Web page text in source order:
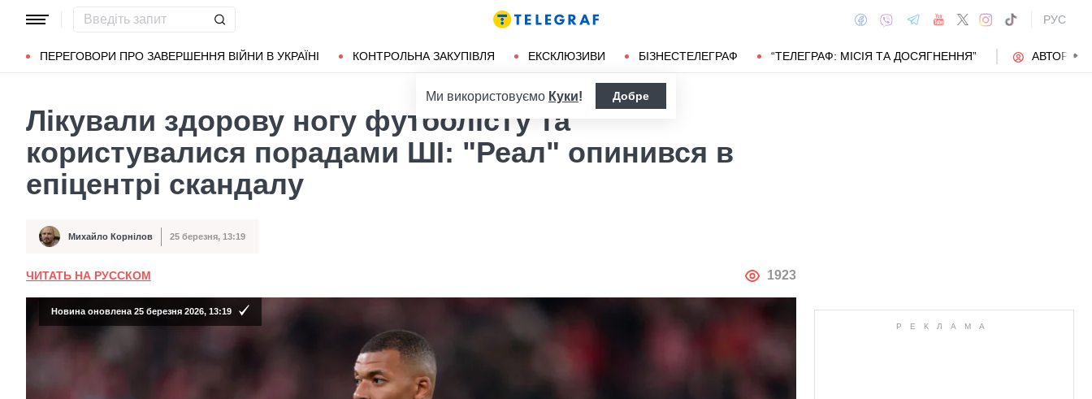
РУС
ПЕРЕГОВОРИ ПРО ЗАВЕРШЕННЯ ВІЙНИ В УКРАЇНІ КОНТРОЛЬНА ЗАКУПІВЛЯ ЕКСКЛЮЗИВИ БІЗНЕСТЕЛЕГРАФ “ТЕЛЕГРАФ: МІСІЯ ТА ДОСЯГНЕННЯ” АВТОРИ
Популярні запити Маріуполь Донбас
Ми використовуємо Куки! Добре
Лікували здорову ногу футболісту та
користувалися порадами ШІ: "Реал" опинився в
епіцентрі скандалу
Автор Михайло Корнілов
Дата публікації 25 березня, 13:19
ЧИТАТЬ НА РУССКОМ АВТОР
1923
Новина оновлена 25 березня 2026, 13:19